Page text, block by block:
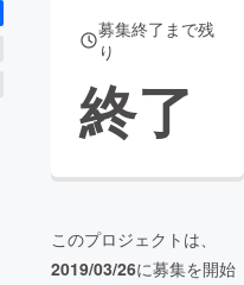
募集終了まで残
り
終了
このプロジェクトは、
2019/03/26に募集を開始